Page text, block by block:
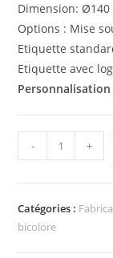
Dimension: Ø140
Options : Mise
Etiquette
Etiquette avec
- +
Catégories :
bicolore